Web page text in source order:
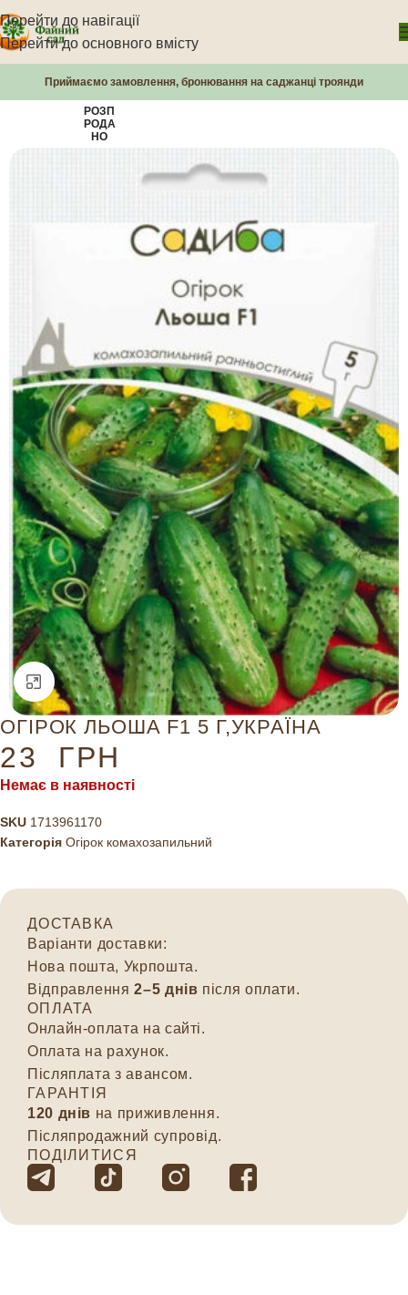
Перейти до навігації
Перейти до основного вмісту
Приймаємо замовлення, бронювання на саджанці троянди
РОЗП
РОДА
НО
Натисніть, щоб збільшити
ОГІРОК ЛЬОША F1 5 Г,УКРАЇНА
23 ГРН
Немає в наявності
SKU 1713961170
Категорія Огірок комахозапильний
ДОСТАВКА
Варіанти доставки:
Нова пошта, Укрпошта.
Відправлення2–5 днів після оплати.
ОПЛАТА
Онлайн-оплата на сайті.
Оплата на рахунок.
Післяплата з авансом.
ГАРАНТІЯ
120 днів на приживлення.
Післяпродажний супровід.
ПОДІЛИТИСЯ